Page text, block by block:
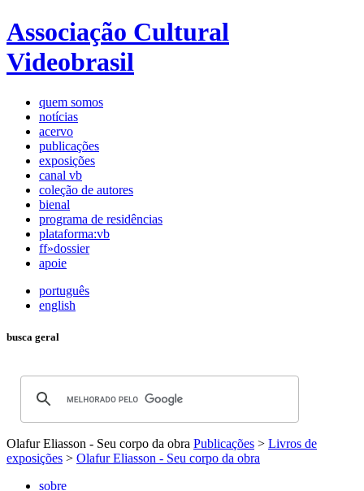
Associação Cultural
Videobrasil
quem somos
notícias
acervo
publicações
exposições
canal vb
coleção de autores
bienal
programa de residências
plataforma:vb
ff»dossier
apoie
português
english
busca geral
Olafur Eliasson - Seu corpo da obra Publicações > Livros de
exposições > Olafur Eliasson - Seu corpo da obra
sobre